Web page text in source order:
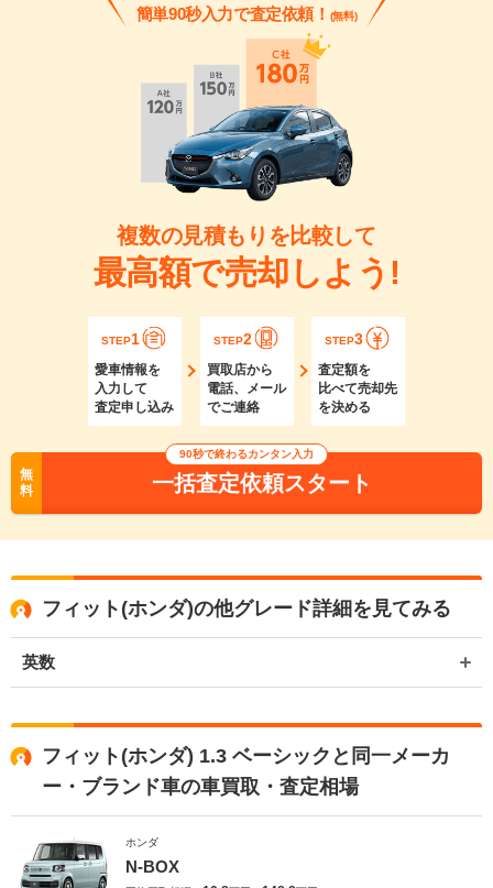
簡単90秒入力で査定依頼！ (無料)
複数の見積もりを比較して
最高額で売却しよう!
STEP1
愛車情報を
入力して
査定申し込み
STEP2
買取店から
電話、メール
でご連絡
STEP3
査定額を
比べて売却先
を決める
無
料
90秒で終わるカンタン入力
一括査定依頼スタート
フィット(ホンダ)の他グレード詳細を見てみる
英数
フィット(ホンダ) 1.3 ベーシックと同一メーカ
ー・ブランド車の車買取・査定相場
ホンダ
N-BOX